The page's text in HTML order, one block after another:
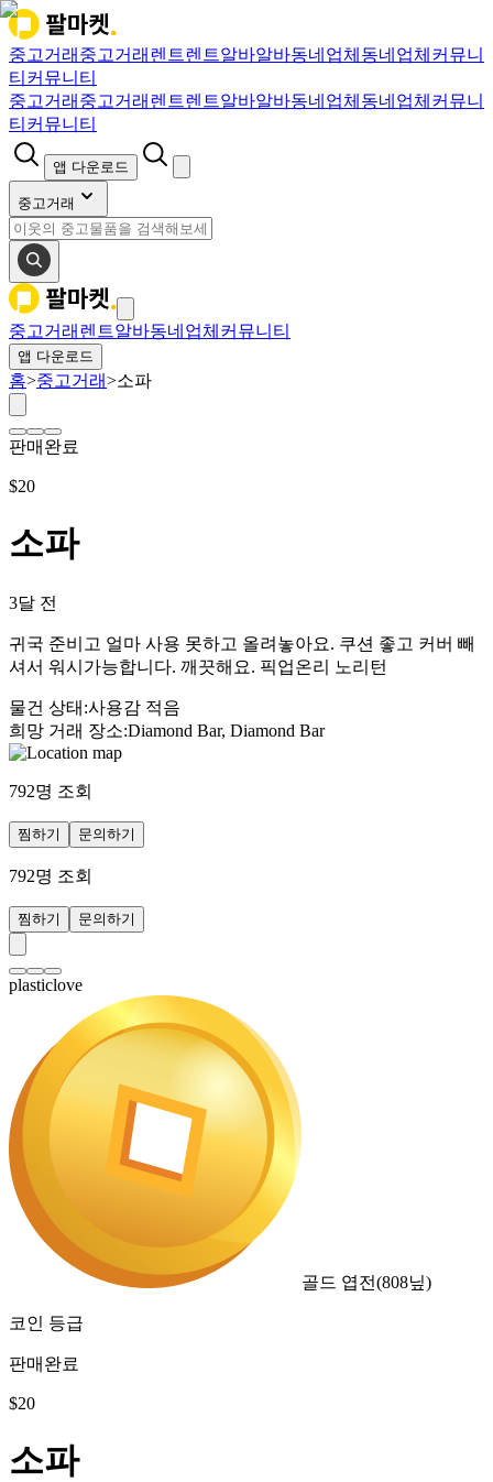
중고거래 중고거래 렌트렌트알바알바동네업체 동네업체 커뮤니
티 커뮤니티
중고거래 중고거래 렌트렌트알바알바동네업체 동네업체 커뮤니
티 커뮤니티
앱 다운로드
중고거래
중고거래 렌트알바동네업체 커뮤니티
앱 다운로드
홈>중고거래>소파
판매완료
$20
소파
3달 전
귀국 준비고 얼마 사용 못하고 올려놓아요. 쿠션 좋고 커버 빼
셔서 워시가능합니다. 깨끗해요. 픽업온리 노리턴
물건 상태 :사용감 적음
희망 거래 장소:Diamond Bar, Diamond Bar
792명 조회
찜하기 문의하기
792명 조회
찜하기 문의하기
plasticlove
골드 엽전(808닢)
코인 등급
판매완료
$20
소파